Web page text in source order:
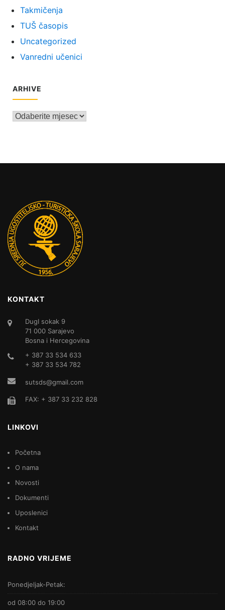
Takmičenja
TUŠ časopis
Uncategorized
Vanredni učenici
ARHIVE
KONTAKT
DugI sokak 9
71 000 Sarajevo
Bosna i Hercegovina
+ 387 33 534 633
+ 387 33 534 782
sutsds@gmail.com
FAX: + 387 33 232 828
LINKOVI
Početna
O nama
Novosti
Dokumenti
Uposlenici
Kontakt
RADNO VRIJEME
Ponedjeljak-Petak:
od 08:00 do 19:00